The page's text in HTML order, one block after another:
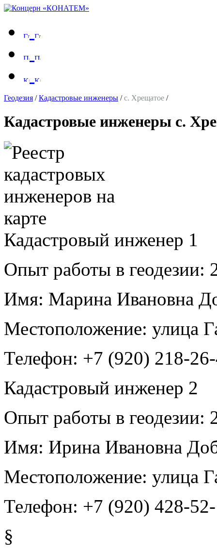
Геодезия /Кадастровые инженеры /с. Хрещатое /
Кадастровые инженеры с.
Кадастровый инженер 1
Опыт работы в геодезии:
Имя: Марина Ивановна
Местоположение: улица
Телефон: +7 (920) 218-
Кадастровый инженер 2
Опыт работы в геодезии:
Имя: Ирина Ивановна
Местоположение: улица
Телефон: +7 (920) 428-
§